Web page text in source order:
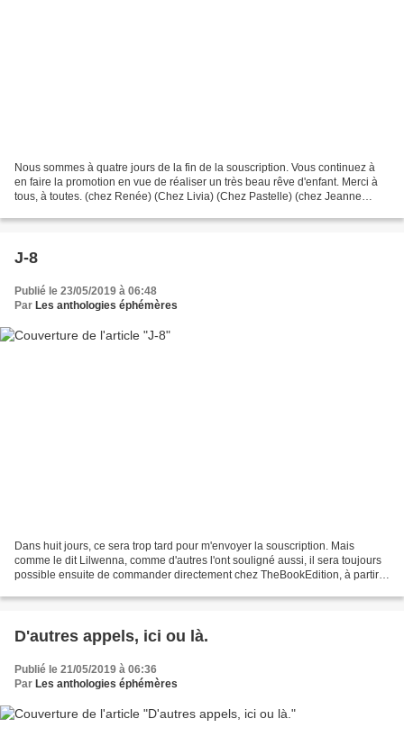
Nous sommes à quatre jours de la fin de la souscription. Vous continuez à
en faire la promotion en vue de réaliser un très beau rêve d'enfant. Merci à
tous, à toutes. (chez Renée) (Chez Livia) (Chez Pastelle) (chez Jeanne
J-8
Publié le 23/05/2019 à 06:48
Par Les anthologies éphémères
Dans huit jours, ce sera trop tard pour m'envoyer la souscription. Mais
comme le dit Lilwenna, comme d'autres l'ont souligné aussi, il sera toujours
possible ensuite de commander directement chez TheBookEdition, à partir
D'autres appels, ici ou là.
Publié le 21/05/2019 à 06:36
Par Les anthologies éphémères